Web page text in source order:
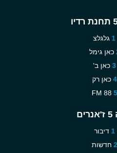
גלגלצ
כאן גימל
כאן ב'
כאן רק
88 FM
דיבור
חדשות